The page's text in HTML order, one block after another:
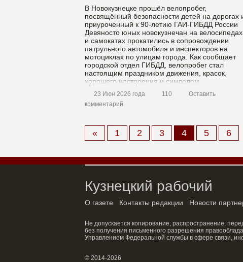
В Новокузнецке прошёл велопробег,
посвящённый безопасности детей на дорогах
приуроченный к 90-летию ГАИ-ГИБДД России
Девяносто юных новокузнечан на велосипедах
и самокатах прокатились в сопровождении
патрульного автомобиля и инспекторов на
мотоциклах по улицам города. Как сообщает
городской отдел ГИБДД, велопробег стал
настоящим праздником движения, красок,
хорошего настроения и символом
велосипедисты — кому […]
23 Июн 2026 года 110
Оставить
комментарий
Материалы
« 1 2 3 4 5 6
Кузнецкий рабочий
О газете Контакты редакции Новости
Не допускается копирование, распространение,
без получения письменного разрешения
Управлением Федеральной службы в сфере связи,
© 2014-2026